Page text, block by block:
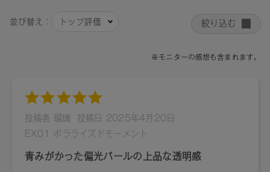
店舗でお問い合わせの際には、下記品番をお伝え下さい。
06：4571649065089
07：4571649065096
08：4571649065102
09：4571649065119
EX02：4571649065133